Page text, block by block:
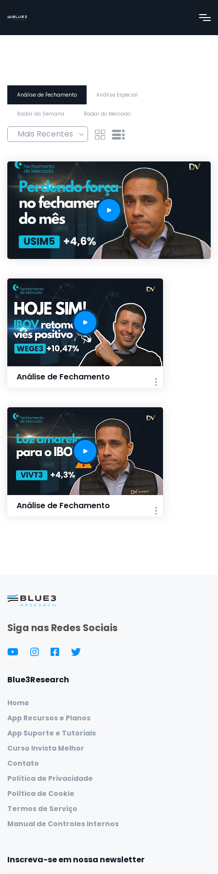
Análise de Fechamento Análise Especial
Radar da Semana Radar do Mercado
Análise de Fechamento
Análise de Fechamento
Siga nas Redes Sociais
Blue3Research
Home
App Recursos e Planos
App Suporte e Tutoriais
Curso Invista Melhor
Contato
Política de Privacidade
Política de Cookie
Termos de Serviço
Manual de Controles Internos
Inscreva-se em nossa newsletter